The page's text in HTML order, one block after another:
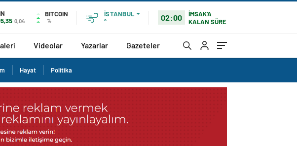
0,04
BITCOIN
%
İSTANBUL
°
02:00
İMSAK'A
KALAN SÜRE
Videolar Yazarlar Gazeteler
Hayat Politika